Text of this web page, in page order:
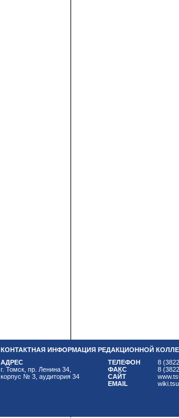
КОНТАКТНАЯ ИНФОРМАЦИЯ РЕДАКЦИОННОЙ
АДРЕС
г. Томск, пр. Ленина 34,
корпус № 3, аудитория 34
ТЕЛЕФОН
ФАКС
САЙТ
EMAIL
8
8